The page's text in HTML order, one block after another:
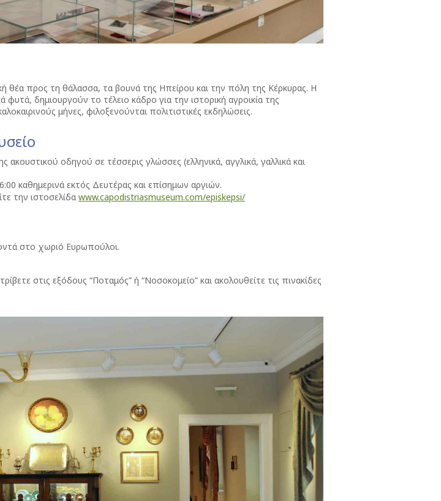
θέα προς τη θάλασσα, τα βουνά της Ηπείρου και την πόλη της Κέρκυρας. Η
φυτά, δημιουργούν το τέλειο κάδρο για την ιστορική αγροικία της
μήνες, φιλοξενούνται πολιτιστικές εκδηλώσεις.
οδηγού σε τέσσερις γλώσσες (ελληνικά, αγγλικά, γαλλικά και
καθημερινά εκτός Δευτέρας και επίσημων αργιών.
την ιστοσελίδα www.capodistriasmuseum.com/episkepsi/
στο χωριό Ευρωπούλοι.
στις εξόδους “Ποταμός” ή “Νοσοκομείο” και ακολουθείτε τις πινακίδες